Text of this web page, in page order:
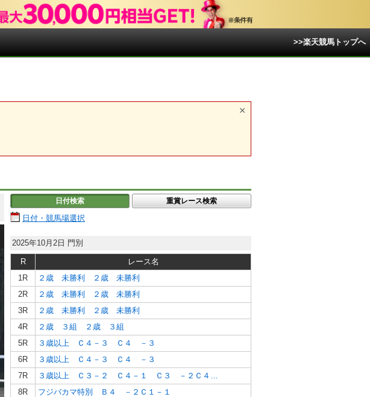
>>楽天競馬トップへ
日付検索 重賞レース検索
日付・競馬場選択
2025年10月2日 門別
R
レース名
1R
２歳 未勝利 ２歳 未勝利
2R
２歳 未勝利 ２歳 未勝利
3R
２歳 未勝利 ２歳 未勝利
4R
２歳 ３組 ２歳 ３組
5R
３歳以上 Ｃ４－３ Ｃ４ －３
6R
３歳以上 Ｃ４－３ Ｃ４ －３
7R
8R
フジバカマ特別 Ｂ４ －２Ｃ１－１